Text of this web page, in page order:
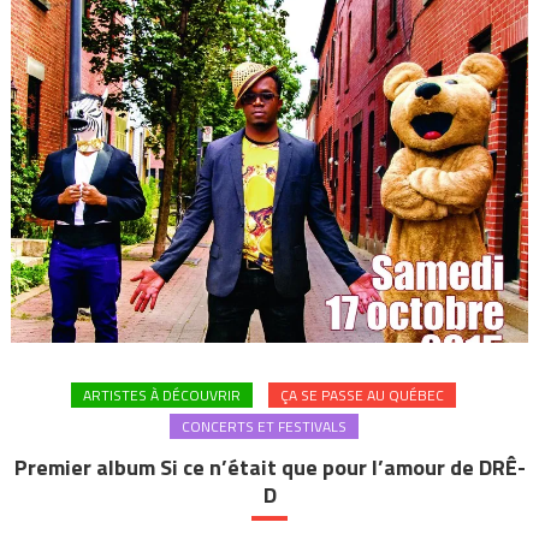
ARTISTES À DÉCOUVRIR
ÇA SE PASSE AU QUÉBEC
CONCERTS ET FESTIVALS
Premier album Si ce n’était que pour l’amour de DRÊ-
D